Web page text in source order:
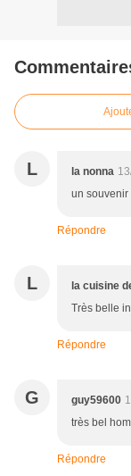
L la nonna
un souvenir
Répondre
L la cuisine
Très belle
Répondre
G guy59600
très bel
Répondre